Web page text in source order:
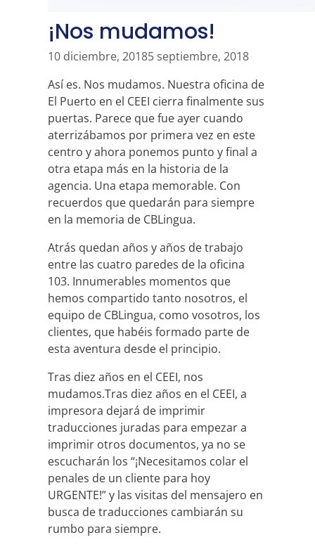
¡Nos mudamos!
10 diciembre, 20185 septiembre, 2018
Así es. Nos mudamos. Nuestra oficina de
El Puerto en el CEEI cierra finalmente sus
puertas. Parece que fue ayer cuando
aterrizábamos por primera vez en este
centro y ahora ponemos punto y final a
otra etapa más en la historia de la
agencia. Una etapa memorable. Con
recuerdos que quedarán para siempre
en la memoria de CBLingua.
Atrás quedan años y años de trabajo
entre las cuatro paredes de la oficina
103. Innumerables momentos que
hemos compartido tanto nosotros, el
equipo de CBLingua, como vosotros, los
clientes, que habéis formado parte de
esta aventura desde el principio.
Tras diez años en el CEEI, nos
mudamos.Tras diez años en el CEEI, a
impresora dejará de imprimir
traducciones juradas para empezar a
imprimir otros documentos, ya no se
escucharán los “¡Necesitamos colar el
penales de un cliente para hoy
URGENTE!” y las visitas del mensajero en
busca de traducciones cambiarán su
rumbo para siempre.